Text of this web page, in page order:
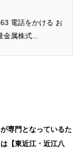
電話をかける お
金属株式...
専門となっているた
【東近江・近江八